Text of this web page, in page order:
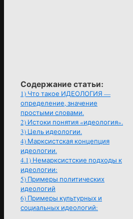
Содержание статьи:
1) Что такое ИДЕОЛОГИЯ —
определение, значение
простыми словами.
2) Истоки понятия «идеология».
3) Цель идеологии.
4) Марксистская концепция
идеологии.
4.1) Немарксистские подходы к
идеологии:
5) Примеры политических
идеологий
6) Примеры культурных и
социальных идеологий: